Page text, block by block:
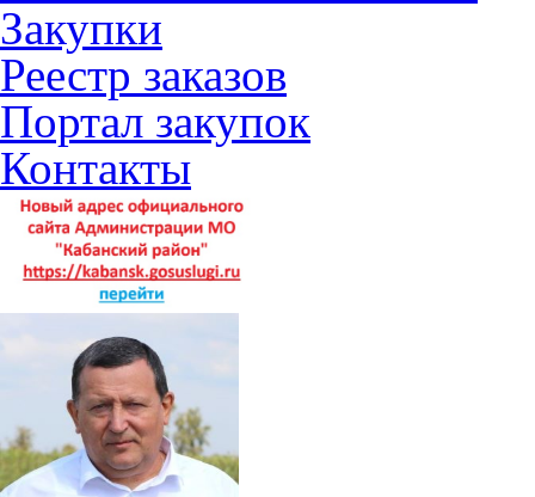
Закупки
Реестр заказов
Портал закупок
Контакты